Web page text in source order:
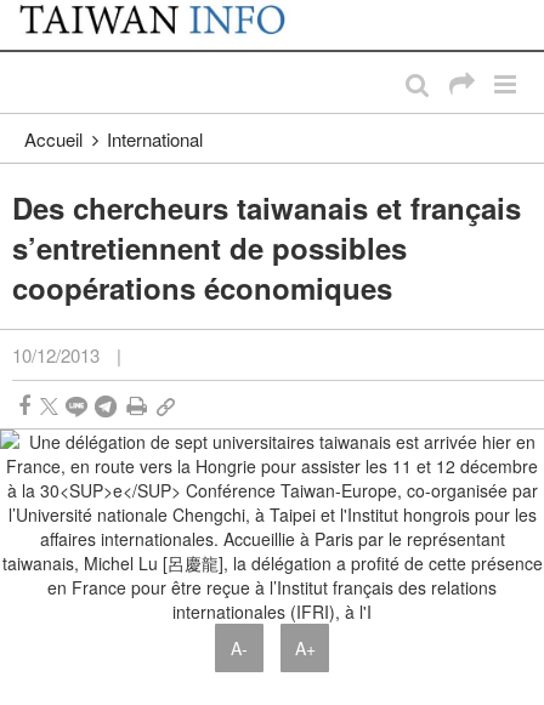
Passer au contenu principal
:::
Accueil International
Des chercheurs taiwanais et français
s’entretiennent de possibles
coopérations économiques
10/12/2013 |
A- A+